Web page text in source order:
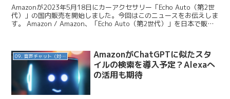
Amazonが2023年5月18日にカーアクセサリー「Echo Auto（第2世
代）」の国内販売を開始しました。今回はこのニュースをお伝えしま
す。 Amazon / Amazon、「Echo Auto（第2世代）」を日本で販売
09. 音声チャット（対話AI）
AmazonがChatGPTに似たスタ
イルの検索を導入予定？Alexaへ
の活用も期待